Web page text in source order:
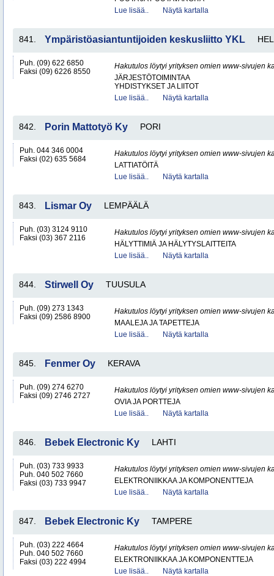
Lue lisää..
Näytä kartalla
841. Ympäristöasiantuntijoiden keskusliitto YKL
Puh. (09) 622 6850
Faksi (09) 6226 8550
Hakutulos löytyi yrityksen omien www-sivujen
JÄRJESTÖTOIMINTAA
YHDISTYKSET JA LIITOT
Lue lisää..
Näytä kartalla
842. Porin Mattotyö Ky PORI
Puh. 044 346 0004
Faksi (02) 635 5684
Hakutulos löytyi yrityksen omien www-sivujen
LATTIATÖITÄ
Lue lisää..
Näytä kartalla
843. Lismar Oy LEMPÄÄLÄ
Puh. (03) 3124 9110
Faksi (03) 367 2116
Hakutulos löytyi yrityksen omien www-sivujen
HÄLYTTIMIÄ JA HÄLYTYSLAITTEITA
Lue lisää..
Näytä kartalla
844. Stirwell Oy TUUSULA
Puh. (09) 273 1343
Faksi (09) 2586 8900
Hakutulos löytyi yrityksen omien www-sivujen
MAALEJA JA TAPETTEJA
Lue lisää..
Näytä kartalla
845. Fenmer Oy KERAVA
Puh. (09) 274 6270
Faksi (09) 2746 2727
Hakutulos löytyi yrityksen omien www-sivujen
OVIA JA PORTTEJA
Lue lisää..
Näytä kartalla
846. Bebek Electronic Ky LAHTI
Puh. (03) 733 9933
Puh. 040 502 7660
Faksi (03) 733 9947
Hakutulos löytyi yrityksen omien www-sivujen
ELEKTRONIIKKAA JA KOMPONENTTEJA
Lue lisää..
Näytä kartalla
847. Bebek Electronic Ky TAMPERE
Puh. (03) 222 4664
Puh. 040 502 7660
Faksi (03) 222 4994
Hakutulos löytyi yrityksen omien www-sivujen
ELEKTRONIIKKAA JA KOMPONENTTEJA
Lue lisää..
Näytä kartalla